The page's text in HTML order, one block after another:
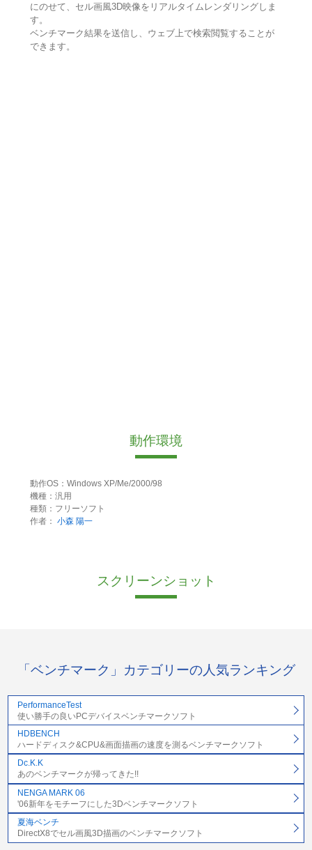
にのせて、セル画風3D映像をリアルタイムレンダリングしま
す。
ベンチマーク結果を送信し、ウェブ上で検索閲覧することが
できます。
動作環境
動作OS：Windows XP/Me/2000/98
機種：汎用
種類：フリーソフト
作者： 小森 陽一
スクリーンショット
「ベンチマーク」カテゴリーの人気ランキング
PerformanceTest
使い勝手の良いPCデバイスベンチマークソフト
HDBENCH
ハードディスク&CPU&画面描画の速度を測るベンチマークソフト
Dc.K.K
あのベンチマークが帰ってきた!!
NENGA MARK 06
'06新年をモチーフにした3Dベンチマークソフト
夏海ベンチ
DirectX8でセル画風3D描画のベンチマークソフト